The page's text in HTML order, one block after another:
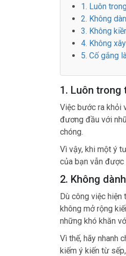
1. Luôn
2. Không
3. Không
4. Không
5. Cố gắng
1. Luôn trong
Việc bước ra khỏi
đương đầu với
chóng.
Vì vậy, khi một ý
của bạn vẫn được
2. Không
Dù công việc
không mở rộng
những khó khăn
Vì thế, hãy nhanh
kiếm ý kiến từ